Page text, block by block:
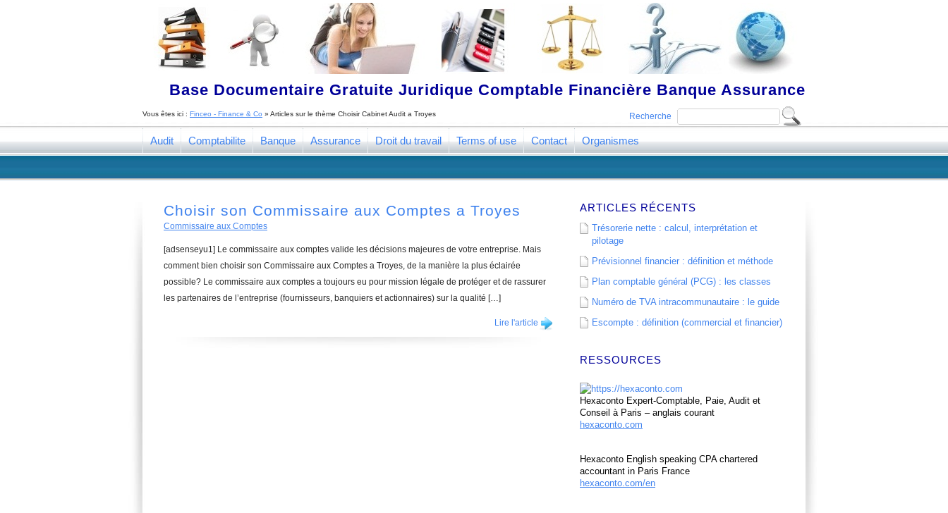
Base Documentaire Gratuite Juridique Comptable Financière Banque Assurance
Recherche
Vous êtes ici : Finceo - Finance & Co » Articles sur le thème Choisir Cabinet Audit a Troyes
Audit Comptabilite Banque Assurance Droit du travail Terms of use Contact Organismes
Choisir son Commissaire aux Comptes a Troyes
Commissaire aux Comptes
[adsenseyu1] Le commissaire aux comptes valide les décisions majeures de votre entreprise. Mais
comment bien choisir son Commissaire aux Comptes a Troyes, de la manière la plus éclairée
possible? Le commissaire aux comptes a toujours eu pour mission légale de protéger et de rassurer
les partenaires de l’entreprise (fournisseurs, banquiers et actionnaires) sur la qualité […]
Lire l'article
ARTICLES RÉCENTS
Trésorerie nette : calcul, interprétation et
pilotage
Prévisionnel financier : définition et méthode
Plan comptable général (PCG) : les classes
Numéro de TVA intracommunautaire : le guide
Escompte : définition (commercial et financier)
RESSOURCES
Hexaconto Expert-Comptable, Paie, Audit et
Conseil à Paris – anglais courant
hexaconto.com
Hexaconto English speaking CPA chartered
accountant in Paris France
hexaconto.com/en